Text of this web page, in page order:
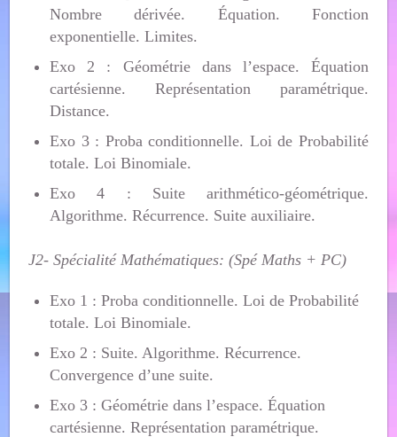
Nombre dérivée. Équation. Fonction
exponentielle. Limites.
Exo 2 : Géométrie dans l’espace. Équation
cartésienne. Représentation paramétrique.
Distance.
Exo 3 : Proba conditionnelle. Loi de Probabilité
totale. Loi Binomiale.
Exo 4 : Suite arithmético-géométrique.
Algorithme. Récurrence. Suite auxiliaire.
J2- Spécialité Mathématiques: (Spé Maths + PC)
Exo 1 : Proba conditionnelle. Loi de Probabilité
totale. Loi Binomiale.
Exo 2 : Suite. Algorithme. Récurrence.
Convergence d’une suite.
Exo 3 : Géométrie dans l’espace. Équation
cartésienne. Représentation paramétrique.